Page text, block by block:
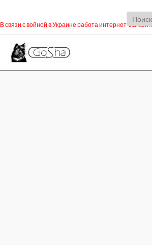
В связи с войной в Украине работа интернет-